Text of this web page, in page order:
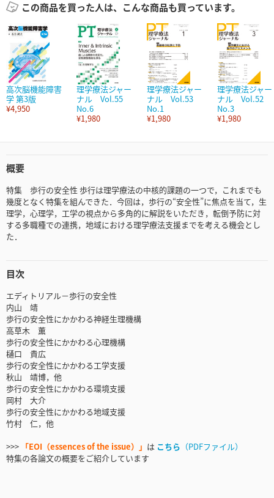
この商品を買った人は、こんな商品も買っています。
高次脳機能障害
学 第3版
¥4,950
理学療法ジャー
ナル Vol.55
No.6
¥1,980
理学療法ジャー
ナル Vol.53
No.1
¥1,980
理学療法ジャー
ナル Vol.52
No.3
¥1,980
概要
特集 歩行の安全性 歩行は理学療法の中核的課題の一つで，これまでも
幾度となく特集を組んできた．今回は，歩行の“安全性”に焦点を当て，生
理学，心理学，工学の視点から多角的に解説をいただき，転倒予防に対
する多職種での連携，地域における理学療法支援までを考える機会とし
た．
目次
エディトリアル－歩行の安全性
内山 靖
歩行の安全性にかかわる神経生理機構
高草木 薫
歩行の安全性にかかわる心理機構
樋口 貴広
歩行の安全性にかかわる工学支援
秋山 靖博，他
歩行の安全性にかかわる環境支援
岡村 大介
歩行の安全性にかかわる地域支援
竹村 仁，他
>>> 「EOI（essences of the issue）」 は こちら （PDFファイル）
特集の各論文の概要をご紹介しています